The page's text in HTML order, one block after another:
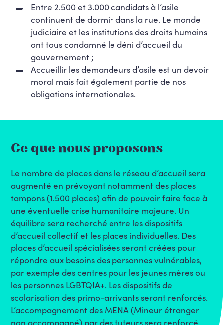
Entre 2.500 et 3.000 candidats à l’asile
continuent de dormir dans la rue. Le monde
judiciaire et les institutions des droits humains
ont tous condamné le déni d’accueil du
gouvernement ;
Accueillir les demandeurs d’asile est un devoir
moral mais fait également partie de nos
obligations internationales.
Ce que nous proposons
Le nombre de places dans le réseau d’accueil sera
augmenté en prévoyant notamment des places
tampons (1.500 places) afin de pouvoir faire face à
une éventuelle crise humanitaire majeure. Un
équilibre sera recherché entre les dispositifs
d’accueil collectif et les places individuelles. Des
places d’accueil spécialisées seront créées pour
répondre aux besoins des personnes vulnérables,
par exemple des centres pour les jeunes mères ou
les personnes LGBTQIA+. Les dispositifs de
scolarisation des primo-arrivants seront renforcés.
L’accompagnement des MENA (Mineur étranger
non accompagné) par des tuteurs sera renforcé